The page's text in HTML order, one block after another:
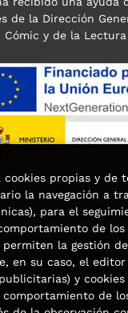
de la Dirección
Cómic y de la Lectura
Esta actividad ha
para la modernización
propias y de
la navegación a
para el
de los
la gestión
en su caso, el
y
de